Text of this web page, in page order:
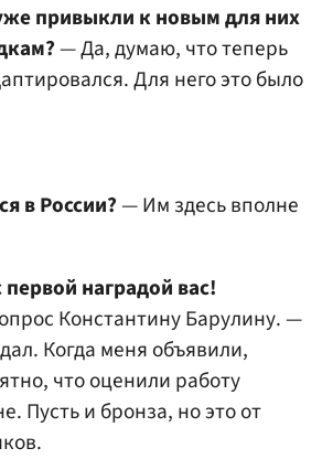
привыкли к новым для них
— Да, думаю, что теперь
Для него это было
в России?— Им здесь вполне
наградой вас!
Константину Барулину. —
Когда меня объявили,
что оценили работу
Пусть и бронза, но это от